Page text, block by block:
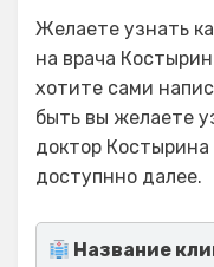
Желаете узнать
на врача
хотите сами
быть вы желаете
доктор
доступнно далее.
Название